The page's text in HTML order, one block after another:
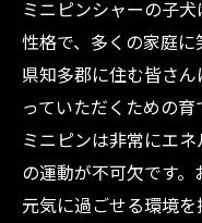
ミニピンシャーの子
性格で、多くの家庭
県知多郡に住む皆さ
っていただくための育
ミニピンは非常にエ
の運動が不可欠です。
元気に過ごせる環境